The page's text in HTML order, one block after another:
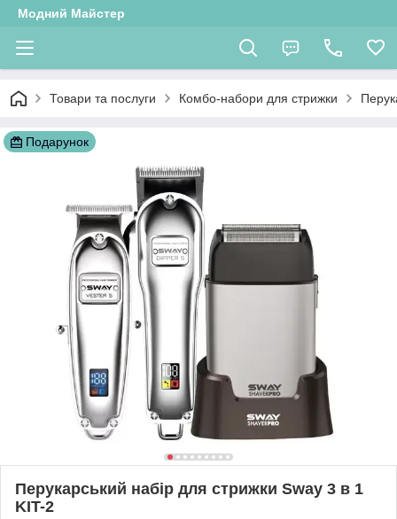
Модний Майстер
Товари та послуги Комбо-набори для стрижки
Подарунок
Перукарський набір для стрижки Sway 3 в 1
KIT-2